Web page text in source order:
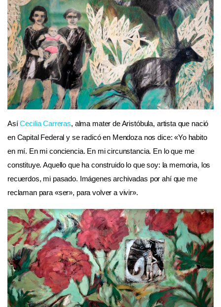
Así Cecilia Carreras, alma mater de Aristóbula, artista que nació
en Capital Federal y se radicó en Mendoza nos dice: «Yo habito
en mí. En mi conciencia. En mi circunstancia. En lo que me
constituye. Aquello que ha construido lo que soy: la memoria, los
recuerdos, mi pasado. Imágenes archivadas por ahí que me
reclaman para «ser», para volver a vivir».